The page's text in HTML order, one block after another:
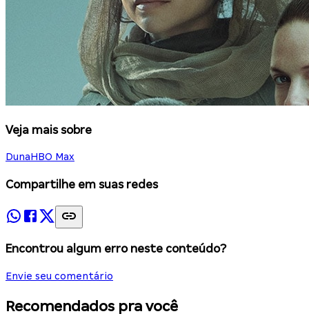
Veja mais sobre
DunaHBO Max
Compartilhe em suas redes
Encontrou algum erro neste conteúdo?
Envie seu comentário
Recomendados pra você